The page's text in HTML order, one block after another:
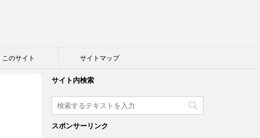
このサイト サイトマップ
サイト内検索
スポンサーリンク